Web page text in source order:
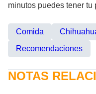
minutos puedes tener tu
Comida
Recomendaciones
NOTAS